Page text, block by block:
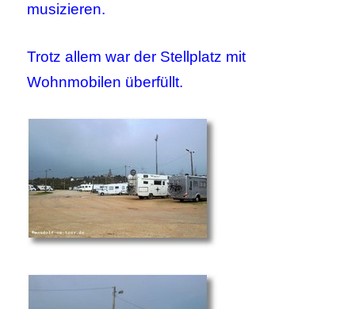
musizieren.
Trotz allem war der Stellplatz mit
Wohnmobilen überfüllt.